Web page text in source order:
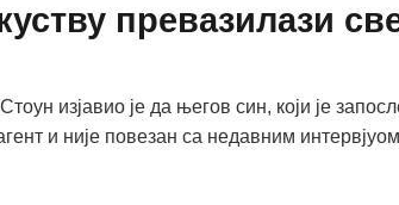
превазилази
изјавио је да његов син, који је
и није повезан са недавним интервјуом